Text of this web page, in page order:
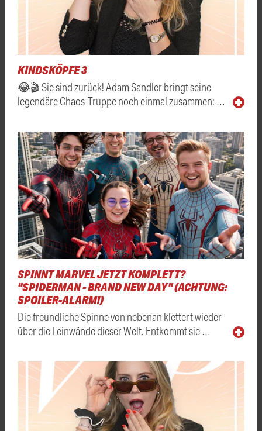
KINDSKÖPFE 3
😂🎬 Sie sind zurück! Adam Sandler bringt seine
legendäre Chaos-Truppe noch einmal zusammen: …
SPINNT MARVEL JETZT KOMPLETT?
"SPIDERMAN - BRAND NEW DAY" (ACHTUNG:
SPOILER-ALARM!)
Die freundliche Spinne von nebenan klettert wieder
über die Leinwände dieser Welt. Entkommt sie …